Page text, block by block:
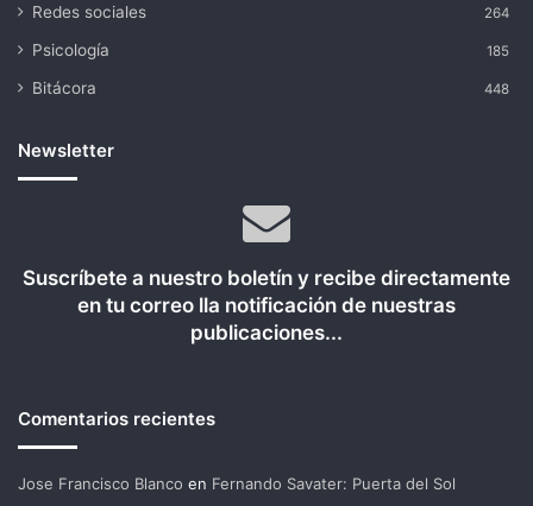
Redes sociales 264
Psicología 185
Bitácora 448
Newsletter
Suscríbete a nuestro boletín y recibe directamente
en tu correo lla notificación de nuestras
publicaciones...
Comentarios recientes
Jose Francisco Blanco en Fernando Savater: Puerta del Sol